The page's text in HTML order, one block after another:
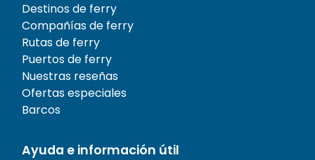
Destinos de ferry
Compañías de ferry
Rutas de ferry
Puertos de ferry
Nuestras reseñas
Ofertas especiales
Barcos
Ayuda e información útil